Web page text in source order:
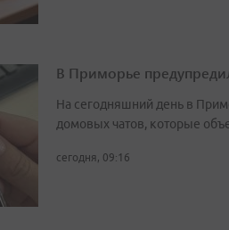
В Приморье
На сегодняшний день в
домовых чатов, которые
сегодня, 09:16